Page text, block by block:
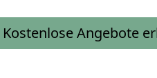
Kostenlose Angebote